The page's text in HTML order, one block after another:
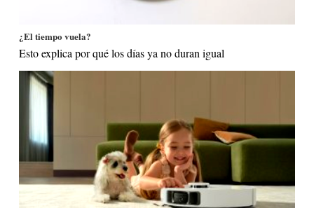
¿El tiempo vuela?
Esto explica por qué los días ya no duran igual